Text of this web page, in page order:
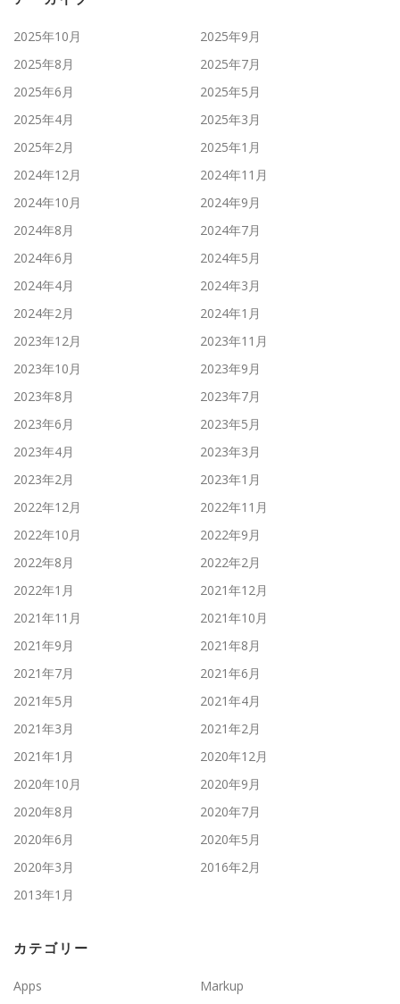
2025年10月
2025年9月
2025年8月
2025年7月
2025年6月
2025年5月
2025年4月
2025年3月
2025年2月
2025年1月
2024年12月
2024年11月
2024年10月
2024年9月
2024年8月
2024年7月
2024年6月
2024年5月
2024年4月
2024年3月
2024年2月
2024年1月
2023年12月
2023年11月
2023年10月
2023年9月
2023年8月
2023年7月
2023年6月
2023年5月
2023年4月
2023年3月
2023年2月
2023年1月
2022年12月
2022年11月
2022年10月
2022年9月
2022年8月
2022年2月
2022年1月
2021年12月
2021年11月
2021年10月
2021年9月
2021年8月
2021年7月
2021年6月
2021年5月
2021年4月
2021年3月
2021年2月
2021年1月
2020年12月
2020年10月
2020年9月
2020年8月
2020年7月
2020年6月
2020年5月
2020年3月
2016年2月
2013年1月
カテゴリー
Apps
Markup